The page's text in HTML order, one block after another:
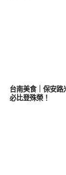
台南美食｜保安路
必比登殊榮！